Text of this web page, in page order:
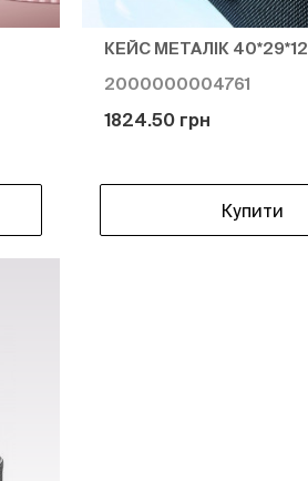
КЕЙС МЕТАЛІК 40*29*12
2000000004761
1824.50 грн
Купити